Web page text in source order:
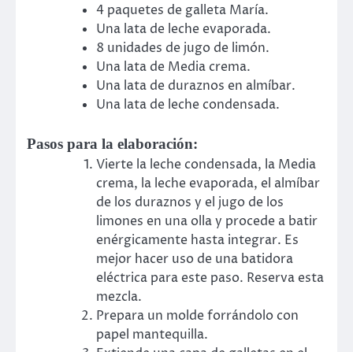
4 paquetes de galleta María.
Una lata de leche evaporada.
8 unidades de jugo de limón.
Una lata de Media crema.
Una lata de duraznos en almíbar.
Una lata de leche condensada.
Pasos para la elaboración:
Vierte la leche condensada, la Media
crema, la leche evaporada, el almíbar
de los duraznos y el jugo de los
limones en una olla y procede a batir
enérgicamente hasta integrar. Es
mejor hacer uso de una batidora
eléctrica para este paso. Reserva esta
mezcla.
Prepara un molde forrándolo con
papel mantequilla.